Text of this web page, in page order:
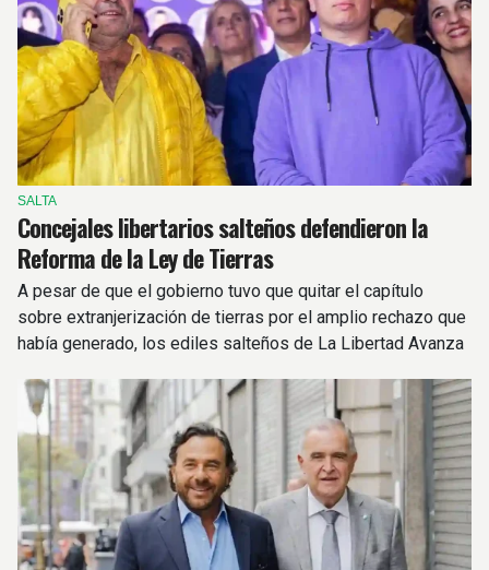
SALTA
Concejales libertarios salteños defendieron la
Reforma de la Ley de Tierras
A pesar de que el gobierno tuvo que quitar el capítulo
sobre extranjerización de tierras por el amplio rechazo que
había generado, los ediles salteños de La Libertad Avanza